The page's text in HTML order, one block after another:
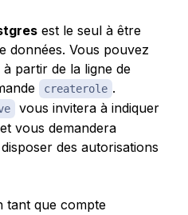
est le seul à être
données. Vous pouvez
partir de la ligne de
createrole .
vous invitera à indiquer
vous demandera
des autorisations
tant que compte